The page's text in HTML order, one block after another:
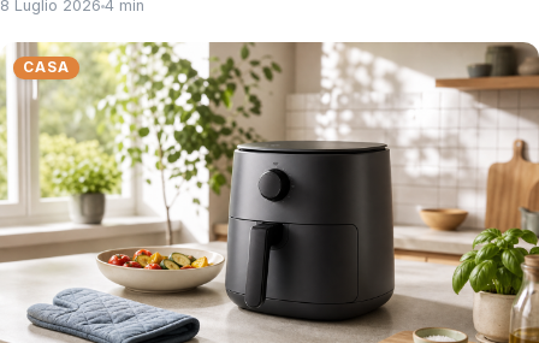
8 Luglio 2026 4 min
CASA